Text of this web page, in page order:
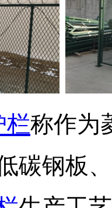
栏称作为
碳钢板